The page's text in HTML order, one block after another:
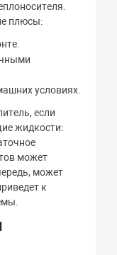
плюсы:
условиях.
если
жидкости:
может
может
к